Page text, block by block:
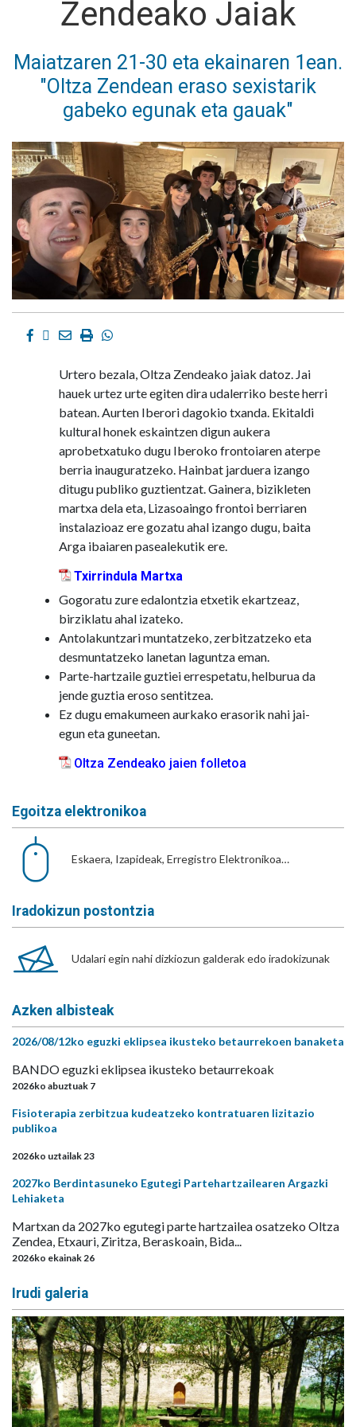
Zendeako Jaiak
Maiatzaren 21-30 eta ekainaren 1ean.
"Oltza Zendean eraso sexistarik
gabeko egunak eta gauak"
Facebook
Twitter
EmailImprimirWhatsapp
Urtero bezala, Oltza Zendeako jaiak datoz. Jai
hauek urtez urte egiten dira udalerriko beste herri
batean. Aurten Iberori dagokio txanda. Ekitaldi
kultural honek eskaintzen digun aukera
aprobetxatuko dugu Iberoko frontoiaren aterpe
berria inauguratzeko. Hainbat jarduera izango
ditugu publiko guztientzat. Gainera, bizikleten
martxa dela eta, Lizasoaingo frontoi berriaren
instalazioaz ere gozatu ahal izango dugu, baita
Arga ibaiaren pasealekutik ere.
Txirrindula Martxa
Gogoratu zure edalontzia etxetik ekartzeaz,
birziklatu ahal izateko.
Antolakuntzari muntatzeko, zerbitzatzeko eta
desmuntatzeko lanetan laguntza eman.
Parte-hartzaile guztiei errespetatu, helburua da
jende guztia eroso sentitzea.
Ez dugu emakumeen aurkako erasorik nahi jai-
egun eta guneetan.
Oltza Zendeako jaien folletoa
Egoitza elektronikoa
Eskaera, Izapideak, Erregistro Elektronikoa…
Iradokizun postontzia
Udalari egin nahi dizkiozun galderak edo iradokizunak
Azken albisteak
2026/08/12ko eguzki eklipsea ikusteko betaurrekoen banaketa
BANDO eguzki eklipsea ikusteko betaurrekoak
2026ko abuztuak 7
Fisioterapia zerbitzua kudeatzeko kontratuaren lizitazio
publikoa
2026ko uztailak 23
2027ko Berdintasuneko Egutegi Partehartzailearen Argazki
Lehiaketa
Martxan da 2027ko egutegi parte hartzailea osatzeko Oltza
Zendea, Etxauri, Ziritza, Beraskoain, Bida...
2026ko ekainak 26
Irudi galeria